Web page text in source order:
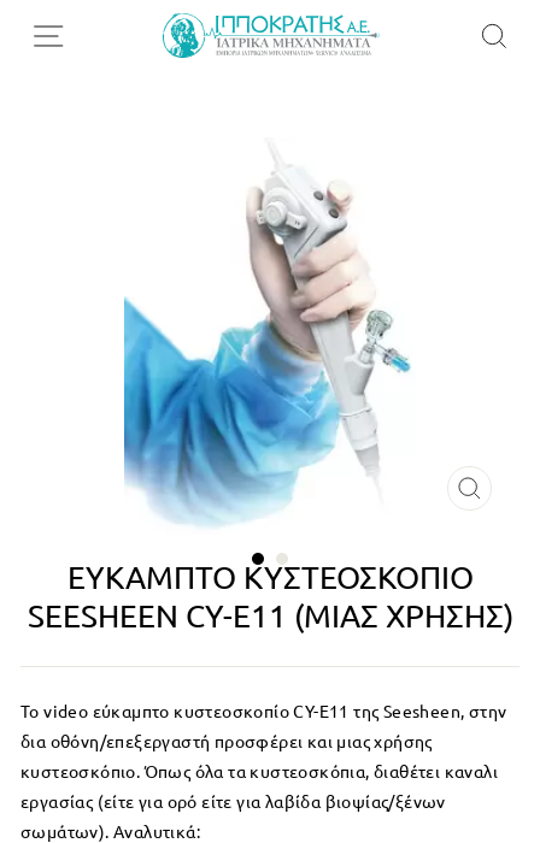
ΕΎΚΑΜΠΤΟ ΚΥΣΤΕΟΣΚΌΠΙΟ
SEESHEEN CY-E11 (ΜΊΑΣ ΧΡΉΣΗΣ)
Το video εύκαμπτο κυστεοσκοπίο CY-E11 της Seesheen, στην
δια οθόνη/επεξεργαστή προσφέρει και μιας χρήσης
κυστεοσκόπιο. Όπως όλα τα κυστεοσκόπια, διαθέτει καναλι
εργασίας (είτε για ορό είτε για λαβίδα βιοψίας/ξένων
σωμάτων). Αναλυτικά: